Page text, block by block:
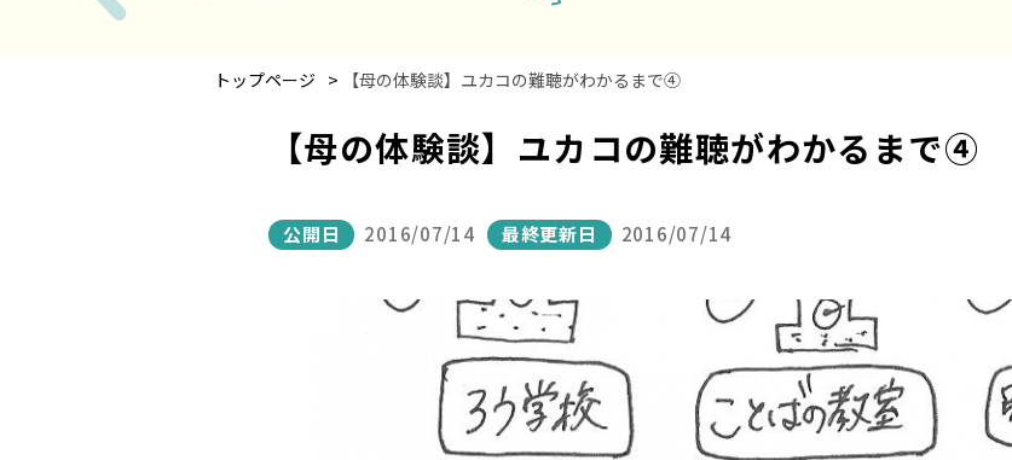
トップページ > 【母の体験談】ユカコの難聴がわかるまで④
【母の体験談】ユカコの難聴がわかるまで④
公開日 2016/07/14 最終更新日 2016/07/14